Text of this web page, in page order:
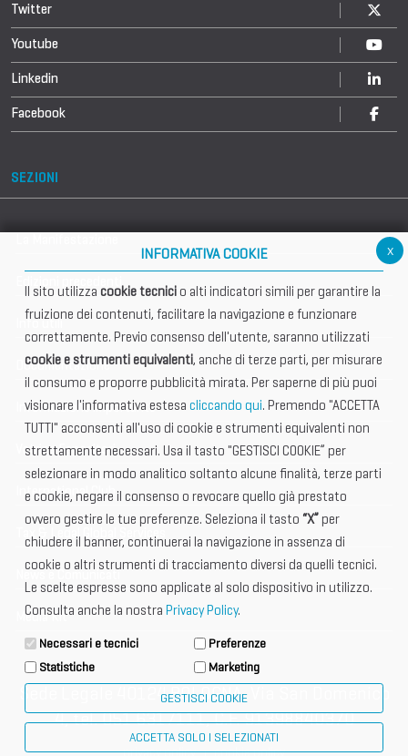
Twitter
Youtube
Linkedin
Facebook
SEZIONI
Info utili
Documentazione
Informazione importante
Vetrina Espositori
International Club
Tax & Legal Global Services
News e Comunicati
Media Kit
Sede Legale 40124 BOLOGNA, Via San Domenico
4, tel. 051 6317111, C.F. 91398840370
privacy policy cookie policy
x
INFORMATIVA COOKIE
Il sito utilizza cookie tecnicio alti indicatori simili per garantire la
fruizione dei contenuti, facilitare la navigazione e funzionare
correttamente. Previo consenso dell'utente, saranno utilizzati
cookie e strumenti equivalenti, anche di terze parti, per misurare
il consumo e proporre pubblicità mirata. Per saperne di più puoi
visionare l'informativa estesa cliccando qui. Premendo "ACCETTA
TUTTI" acconsenti all'uso di cookie e strumenti equivalenti non
strettamente necessari. Usa il tasto "GESTISCI COOKIE” per
selezionare in modo analitico soltanto alcune finalità, terze parti
e cookie, negare il consenso o revocare quello già prestato
ovvero gestire le tue preferenze. Seleziona il tasto “X” per
chiudere il banner, continuerai la navigazione in assenza di
cookie o altri strumenti di tracciamento diversi da quelli tecnici.
Le scelte espresse sono applicate al solo dispositivo in utilizzo.
Consulta anche la nostra Privacy Policy.
Necessari e tecnici
Preferenze
Statistiche
Marketing
GESTISCI COOKIE
ACCETTA SOLO I SELEZIONATI